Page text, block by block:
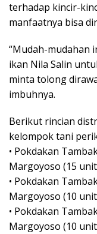
terhadap kincir-
manfaatnya bisa
“Mudah-mudahan
ikan Nila Salin
minta tolong
imbuhnya.
Berikut rincian
kelompok tani
• Pokdakan
Margoyoso (15
• Pokdakan
Margoyoso (10
• Pokdakan
Margoyoso (10